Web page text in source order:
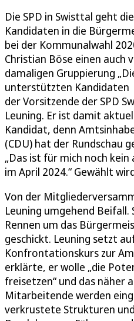
Die SPD in Swisttal geht
Kandidaten in die
bei der Kommunalwahl
Christian Böse einen auch
damaligen Gruppierung
unterstützten
der Vorsitzende der SPD
Leuning. Er ist damit
Kandidat, denn
(CDU) hat der Rundschau
„Das ist für mich noch
im April 2024.“ Gewählt
Von der
Leuning umgehend
Rennen um das
geschickt. Leuning setzt
Konfrontationskurs zur
erklärte, er wolle „die
freisetzen“ und das näher
Mitarbeitende werden
verkrustete Strukturen